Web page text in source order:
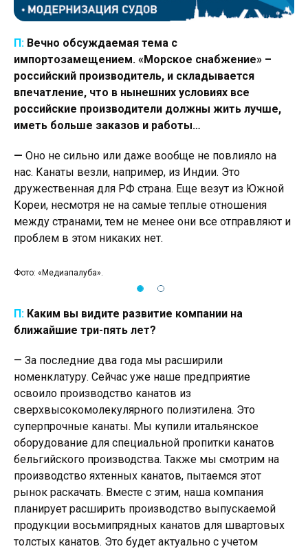
П: Вечно обсуждаемая тема с
импортозамещением. «Морское снабжение» –
российский производитель, и складывается
впечатление, что в нынешних условиях все
российские производители должны жить лучше,
иметь больше заказов и работы…
— Оно не сильно или даже вообще не повлияло на
нас. Канаты везли, например, из Индии. Это
дружественная для РФ страна. Еще везут из Южной
Кореи, несмотря не на самые теплые отношения
между странами, тем не менее они все отправляют и
проблем в этом никаких нет.
Фото: «Медиапалуба».
П: Каким вы видите развитие компании на
ближайшие три-пять лет?
— За последние два года мы расширили
номенклатуру. Сейчас уже наше предприятие
освоило производство канатов из
сверхвысокомолекулярного полиэтилена. Это
суперпрочные канаты. Мы купили итальянское
оборудование для специальной пропитки канатов
бельгийского производства. Также мы смотрим на
производство яхтенных канатов, пытаемся этот
рынок раскачать. Вместе с этим, наша компания
планирует расширить производство выпускаемой
продукции восьмипрядных канатов для швартовых
толстых канатов. Это будет актуально с учетом